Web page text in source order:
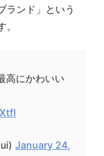
ランド」という
高にかわいい
January 24,